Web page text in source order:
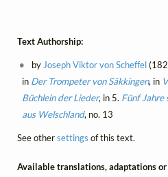
Text Authorship:
by Joseph Viktor von Scheffel
in Der Trompeter von Säkkingen, in
Büchlein der Lieder, in 5. Fünf Jahre
aus Welschland, no. 13
See othersettings of this text.
Available translations, adaptations or